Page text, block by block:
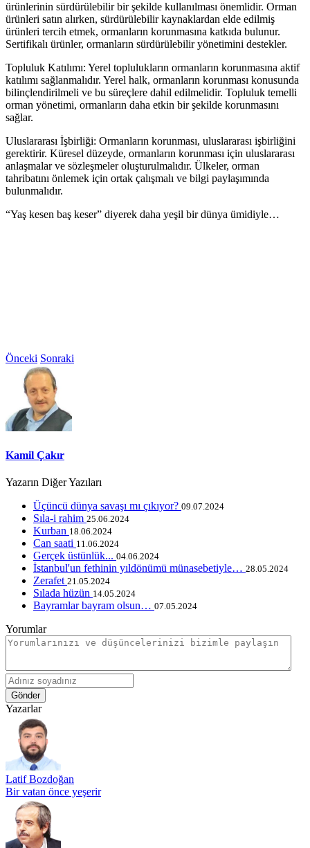
ürünlerinin sürdürülebilir bir şekilde kullanılması önemlidir. Orman
ürünleri satın alırken, sürdürülebilir kaynaklardan elde edilmiş
ürünleri tercih etmek, ormanların korunmasına katkıda bulunur.
Sertifikalı ürünler, ormanların sürdürülebilir yönetimini destekler.
Topluluk Katılımı: Yerel toplulukların ormanların korunmasına aktif
katılımı sağlanmalıdır. Yerel halk, ormanların korunması konusunda
bilinçlendirilmeli ve bu süreçlere dahil edilmelidir. Topluluk temelli
orman yönetimi, ormanların daha etkin bir şekilde korunmasını
sağlar.
Uluslararası İşbirliği: Ormanların korunması, uluslararası işbirliğini
gerektirir. Küresel düzeyde, ormanların korunması için uluslararası
anlaşmalar ve sözleşmeler oluşturulmalıdır. Ülkeler, orman
tahribatını önlemek için ortak çalışmalı ve bilgi paylaşımında
bulunmalıdır.
“Yaş kesen baş keser” diyerek daha yeşil bir dünya ümidiyle…
Önceki Sonraki
Kamil Çakır
Yazarın Diğer Yazıları
​Üçüncü dünya savaşı mı çıkıyor? 09.07.2024
​Sıla-i rahim 25.06.2024
Kurban 18.06.2024
Can saati 11.06.2024
Gerçek üstünlük... 04.06.2024
​İstanbul'un fethinin yıldönümü münasebetiyle… 28.05.2024
Zerafet 21.05.2024
Sılada hüzün 14.05.2024
​Bayramlar bayram olsun… 07.05.2024
Yorumlar
Gönder
Yazarlar
Latif Bozdoğan
Bir vatan önce yeşerir